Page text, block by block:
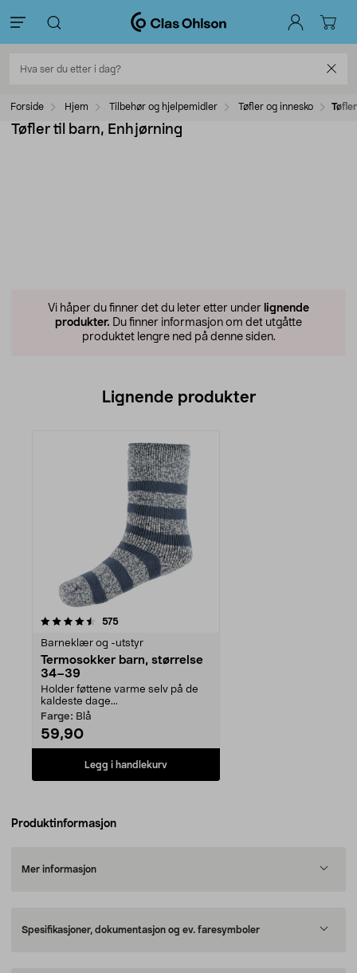
Forside Hjem Tilbehør og hjelpemidler Tøfler og innesko
Tøfler til barn, Enhjørning
Vi håper du finner det du leter etter under lignende
produkter. Du finner informasjon om det utgåtte
produktet lengre ned på denne siden.
Lignende produkter
575anmeldelser
Barneklær og -utstyr
Termosokker barn, størrelse
34–39
Holder føttene varme selv på de
kaldeste dage...
Farge: Blå
59,90
Legg i handlekurv
Produktinformasjon
Mer informasjon
Spesifikasjoner, dokumentasjon og ev. faresymboler